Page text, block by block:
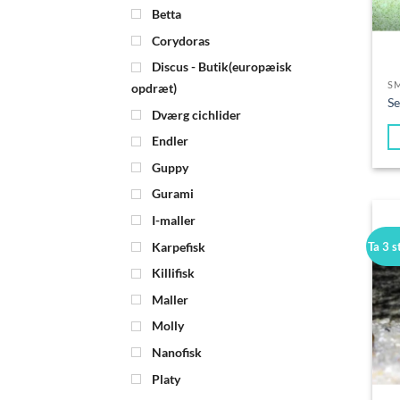
Betta
Corydoras
Discus - Butik(europæisk
opdræt)
Dværg cichlider
Endler
Guppy
Gurami
I-maller
Karpefisk
Killifisk
Maller
Molly
Nanofisk
Platy
Ta 3